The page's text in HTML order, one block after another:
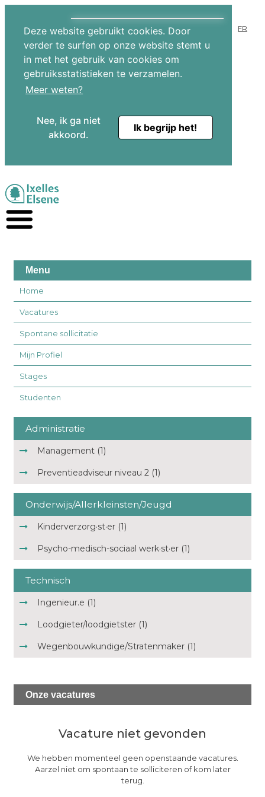
Deze website gebruikt cookies. Door
verder te surfen op onze website stemt u
in met het gebruik van cookies om
gebruiksstatistieken te verzamelen.
Meer weten?
Nee, ik ga niet
akkoord.
Ik begrijp het!
FR
Menu
Home
Vacatures
Spontane sollicitatie
Mijn Profiel
Stages
Studenten
Administratie
Management (1)
Preventieadviseur niveau 2 (1)
Onderwijs/Allerkleinsten/Jeugd
Kinderverzorg·st·er (1)
Psycho-medisch-sociaal werk·st·er (1)
Technisch
Ingenieur.e (1)
Loodgieter/loodgietster (1)
Wegenbouwkundige/Stratenmaker (1)
Onze vacatures
Vacature niet gevonden
We hebben momenteel geen openstaande vacatures.
Aarzel niet om spontaan te solliciteren of kom later
terug.